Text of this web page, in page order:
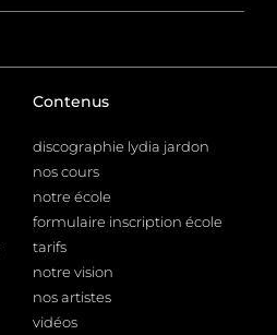
Contenus
discographie lydia jardon
nos cours
notre école
formulaire inscription école
tarifs
notre vision
nos artistes
vidéos